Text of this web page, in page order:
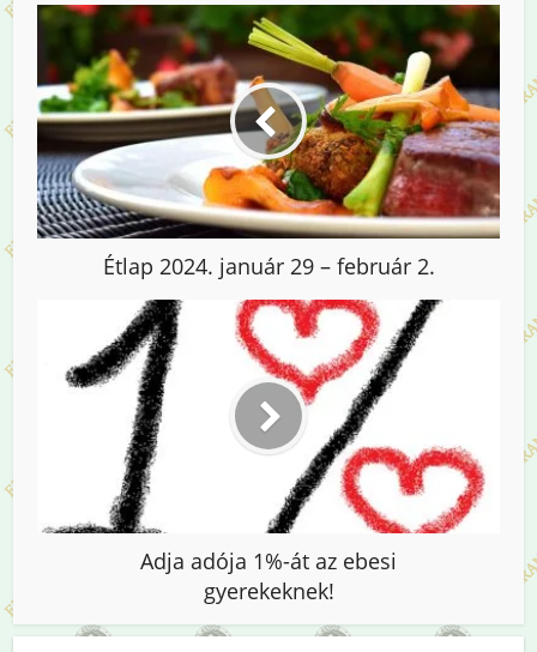
Étlap 2024. január 29 – február 2.
Adja adója 1%-át az ebesi
gyerekeknek!